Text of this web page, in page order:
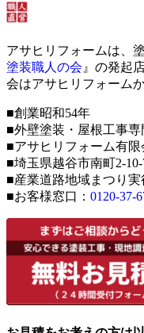
アサヒリフォームは、
塗装職人の会 』の発起
会はアサヒリフォーム
■創業昭和54年
■外壁塗装・屋根工事専
■アサヒリフォーム有限
■埼玉県越谷市南町2-10-
■産業道路地域まつり実
■お客様窓口： 0120-37-